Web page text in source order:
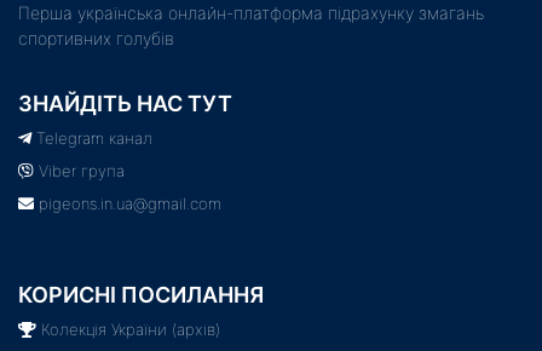
Пeрша українська онлайн-платформа підрахунку змагань
спортивних голубів
ЗНАЙДІТЬ НАС ТУТ
Telegram канал
Viber група
pigeons.in.ua@gmail.com
КОРИСНІ ПОСИЛАННЯ
Колекція України (архів)